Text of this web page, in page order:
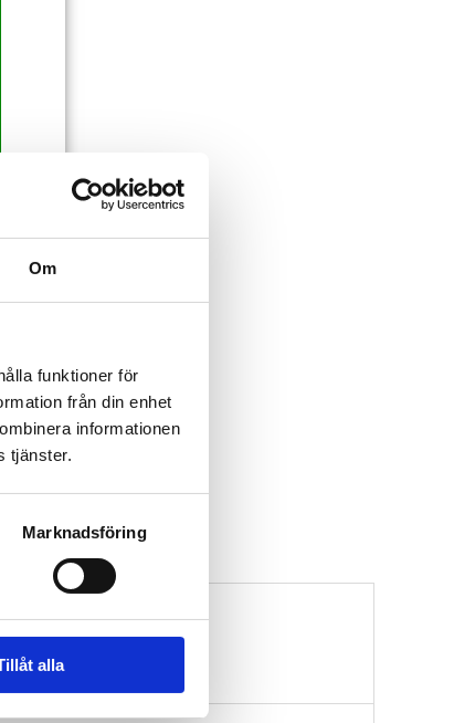
Om
funktioner för
från din enhet
informationen
tjänster.
Marknadsföring
alla